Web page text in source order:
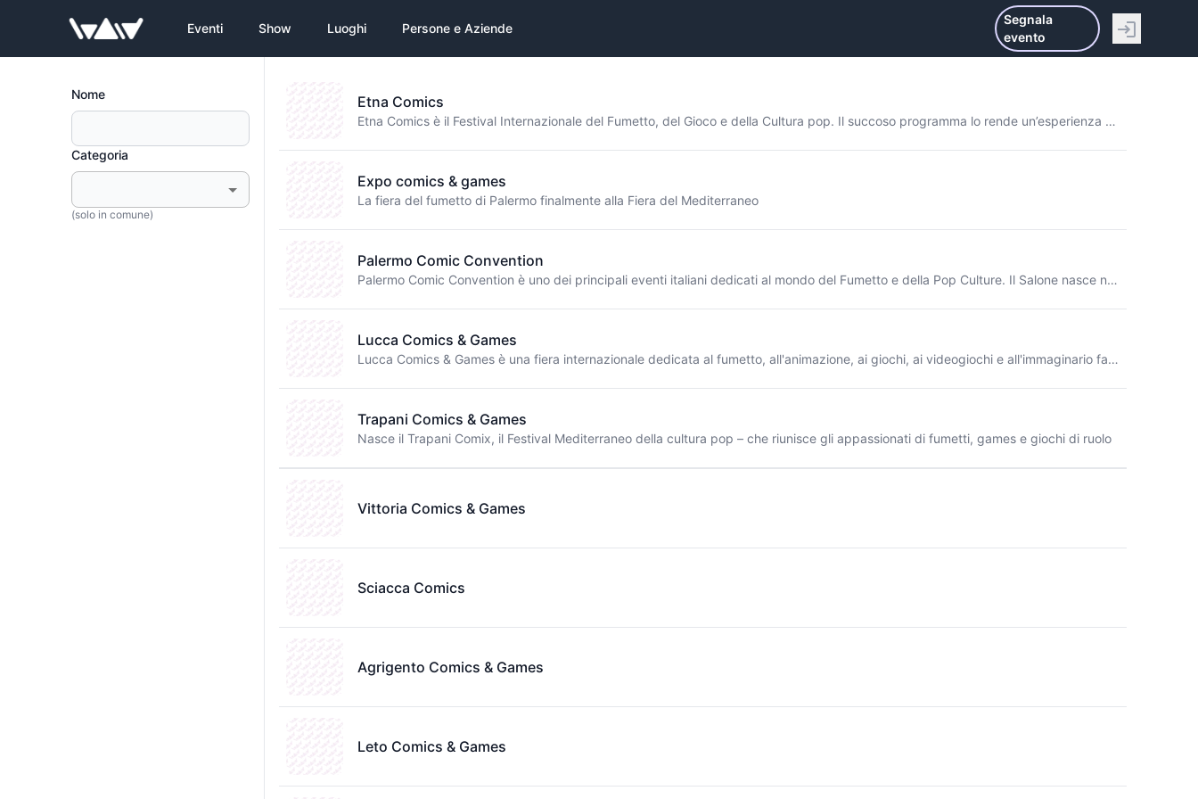
Eventi Show Luoghi Persone e Aziende
Segnala
evento
Nome
Categoria
(solo in comune)
Etna Comics
Etna Comics è il Festival Internazionale del Fumetto, del Gioco e della Cultura pop. Il succoso programma lo rende un’esperienza unica anche per i più fedeli habitué delle convention italiane di settore. Sin dalla sua prima edizione, Etna Comics è diventato l’evento più visitato nella storia della struttura che la ospita e che si è dimostrata da subito un’ottima location proprio per la sua facile fruibilità e raggiungibilità.
Expo comics & games
La fiera del fumetto di Palermo finalmente alla Fiera del Mediterraneo
Palermo Comic Convention
Palermo Comic Convention è uno dei principali eventi italiani dedicati al mondo del Fumetto e della Pop Culture. Il Salone nasce nel 2015 da una felice intuizione di Alessio Riolo e Antonio Scuzzarella.
Lucca Comics & Games
Lucca Comics & Games è una fiera internazionale dedicata al fumetto, all'animazione, ai giochi, ai videogiochi e all'immaginario fantasy e fantascientifico, che si svolge a Lucca in Toscana, nei giorni tra fine ottobre e inizio novembre.
Trapani Comics & Games
Nasce il Trapani Comix, il Festival Mediterraneo della cultura pop – che riunisce gli appassionati di fumetti, games e giochi di ruolo
Vittoria Comics & Games
Sciacca Comics
Agrigento Comics & Games
Leto Comics & Games